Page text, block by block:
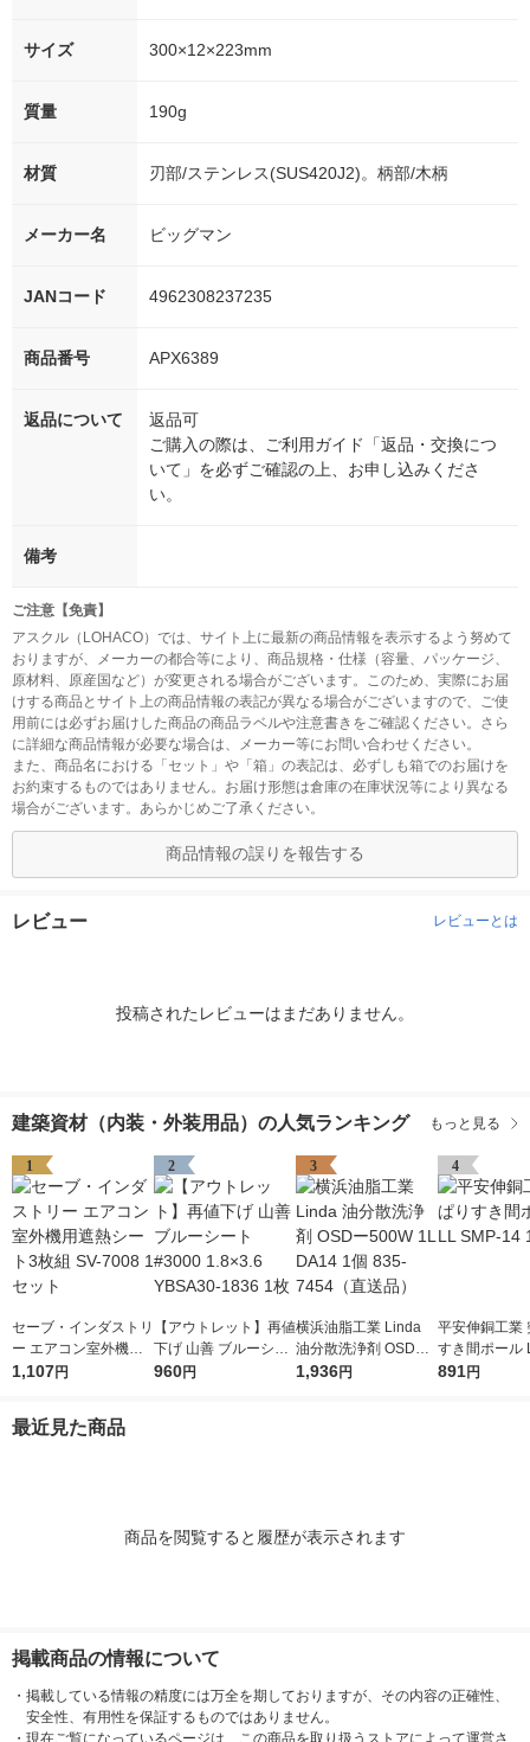
サイズ 300×12×223mm
質量 190g
材質 刃部/ステンレス(SUS420J2)。柄部/木柄
メーカー名 ビッグマン
JANコード 4962308237235
商品番号 APX6389
返品について
返品可
ご購入の際は、ご利用ガイド「返品・交換につ
いて」を必ずご確認の上、お申し込みくださ
い。
備考
ご注意【免責】
アスクル（LOHACO）では、サイト上に最新の商品情報を表示するよう努めて
おりますが、メーカーの都合等により、商品規格・仕様（容量、パッケージ、
原材料、原産国など）が変更される場合がございます。このため、実際にお届
けする商品とサイト上の商品情報の表記が異なる場合がございますので、ご使
用前には必ずお届けした商品の商品ラベルや注意書きをご確認ください。さら
に詳細な商品情報が必要な場合は、メーカー等にお問い合わせください。
また、商品名における「セット」や「箱」の表記は、必ずしも箱でのお届けを
お約束するものではありません。お届け形態は倉庫の在庫状況等により異なる
場合がございます。あらかじめご了承ください。
商品情報の誤りを報告する
レビュー レビューとは
投稿されたレビューはまだありません。
建築資材（内装・外装用品）の人気ランキング もっと見る
1
セーブ・インダストリ
ー エアコン室外機用
遮熱シート3枚組 SV-7
1,107円
2
【アウトレット】再値
下げ 山善 ブルーシー
ト #3000 1.8×3.6 YB
960円
3
横浜油脂工業 Linda
油分散洗浄剤 OSDー5
00W 1L DA14 1個 83
1,936円
4
平安伸銅工業
すき間ポール
-14 1個
891円
最近見た商品
商品を閲覧すると履歴が表示されます
掲載商品の情報について
・ 掲載している情報の精度には万全を期しておりますが、その内容の正確性、
安全性、有用性を保証するものではありません。